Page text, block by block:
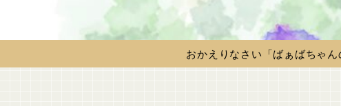
おかえりなさい「ばぁばちゃん